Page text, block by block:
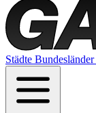
Städte Bundesländer